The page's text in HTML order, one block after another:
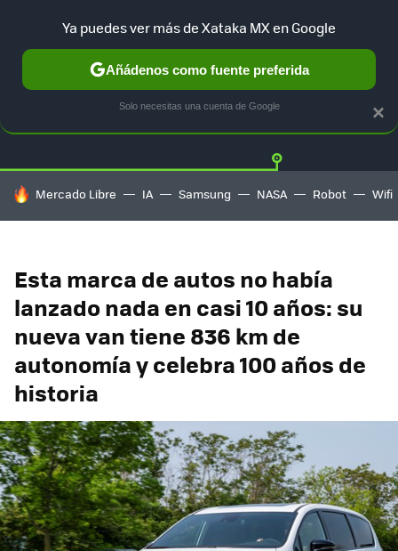
TESLA UBER AUTO ELECTRICO Twitter
HOY SE HABLA DE
Mercado Libre IA Samsung NASA Robot Wifi
Esta marca de autos no había
lanzado nada en casi 10 años: su
nueva van tiene 836 km de
autonomía y celebra 100 años de
historia
×
Ya puedes ver más de Xataka MX en Google
Añádenos como fuente preferida
Solo necesitas una cuenta de Google